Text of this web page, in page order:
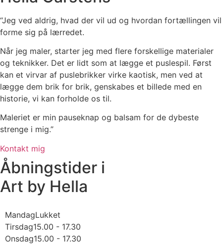
“Jeg ved aldrig, hvad der vil ud og hvordan fortællingen vil
forme sig på lærredet.
Når jeg maler, starter jeg med flere forskellige materialer
og teknikker. Det er lidt som at lægge et puslespil. Først
kan et virvar af puslebrikker virke kaotisk, men ved at
lægge dem brik for brik, genskabes et billede med en
historie, vi kan forholde os til.
Maleriet er min pauseknap og balsam for de dybeste
strenge i mig.”
Kontakt mig
Åbningstider i
Art by Hella
MandagLukket
Tirsdag15.00 - 17.30
Onsdag15.00 - 17.30